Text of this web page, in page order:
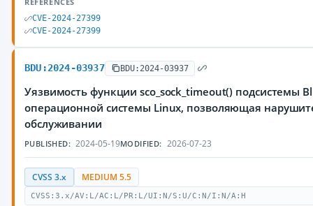
CVE-2024-27399
CVE-2024-27399
BDU:2024-03937 BDU:2024-03937
Уязвимость функции sco_sock_timeout() подсистемы
операционной системы Linux, позволяющая
обслуживании
PUBLISHED: 2024-05-19MODIFIED: 2026-07-23
CVSS 3.x MEDIUM 5.5
CVSS:3.x/AV:L/AC:L/PR:L/UI:N/S:U/C:N/I:N/A:H